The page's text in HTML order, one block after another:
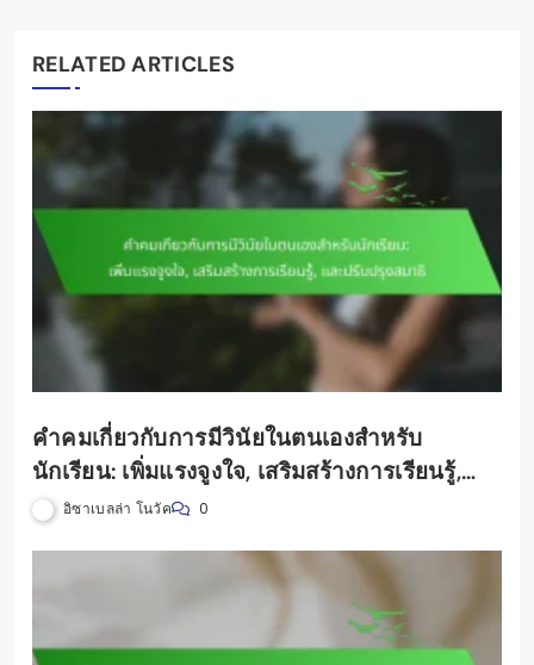
RELATED ARTICLES
คำคมเกี่ยวกับการมีวินัยในตนเองสำหรับ
นักเรียน: เพิ่มแรงจูงใจ, เสริมสร้างการเรียนรู้,
และปรับปรุงสมาธิ
อิซาเบลล่า โนวัค 0